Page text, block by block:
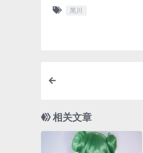
黑川
相关文章